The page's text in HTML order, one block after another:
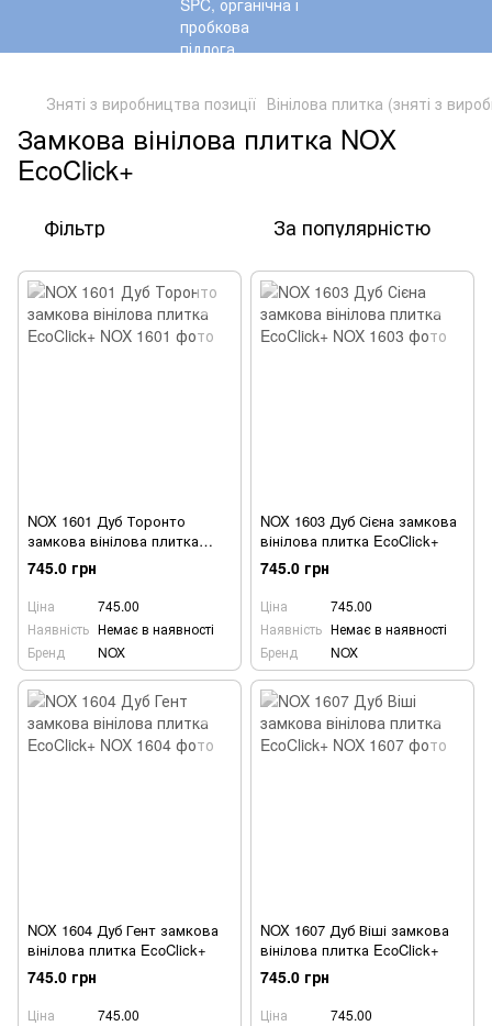
Зняті з виробництва позиції Вінілова плитка (зняті з
Замкова вінілова плитка NOX
EcoClick+
Фільтр За популярністю
NOX 1601 Дуб Торонто
замкова вінілова плитка
EcoClick+
745.0 грн
Ціна
745.00
Наявність Немає в наявності
Бренд
NOX
NOX 1603 Дуб Сієна замкова
вінілова плитка EcoClick+
745.0 грн
Ціна
745.00
Наявність Немає в наявності
Бренд
NOX
NOX 1604 Дуб Гент замкова
вінілова плитка EcoClick+
745.0 грн
Ціна
745.00
NOX 1607 Дуб Віші замкова
вінілова плитка EcoClick+
745.0 грн
Ціна
745.00